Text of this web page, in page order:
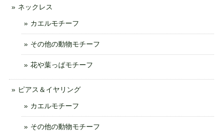
ネックレス
カエルモチーフ
その他の動物モチーフ
花や葉っぱモチーフ
ピアス＆イヤリング
カエルモチーフ
その他の動物モチーフ